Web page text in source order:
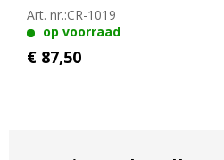
Het ronde inbouwmodel zorgt voor
uitstekende delen. Hierdoor is de
takken, vuil en andere invloeden van
Art. nr.:CR-1019
op voorraad
€ 87,50